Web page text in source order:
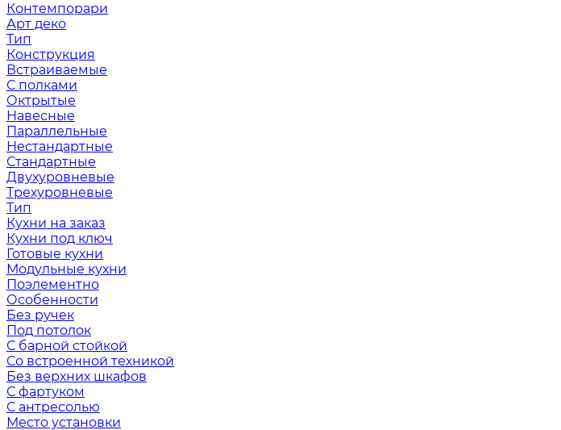
Контемпорари
Арт деко
Тип
Конструкция
Встраиваемые
С полками
Октрытые
Навесные
Параллельные
Нестандартные
Стандартные
Двухуровневые
Трехуровневые
Тип
Кухни на заказ
Кухни под ключ
Готовые кухни
Модульные кухни
Поэлементно
Особенности
Без ручек
Под потолок
С барной стойкой
Со встроенной техникой
Без верхних шкафов
С фартуком
С антресолью
Место установки